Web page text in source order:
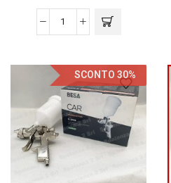
SCONTO 30%